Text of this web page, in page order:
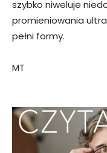
szybko niweluje
promieniowania
pełni formy.
MT